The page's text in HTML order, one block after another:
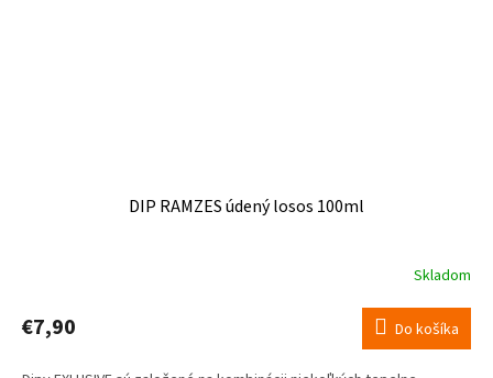
DIP RAMZES údený losos 100ml
Skladom
€7,90 Do košíka